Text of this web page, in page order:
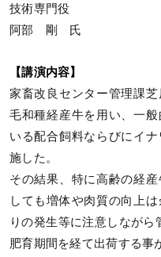
技術専門役
阿部 剛 氏
【講演内容】
家畜改良センター管理課
毛和種経産牛を用い、一
いる配合飼料ならびにイ
施した。
その結果、特に高齢の経
しても増体や肉質の向上
りの発生等に注意しなが
肥育期間を経て出荷する事